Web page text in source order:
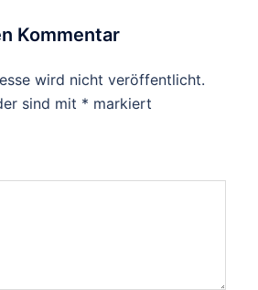
Kommentar
wird nicht veröffentlicht.
sind mit * markiert